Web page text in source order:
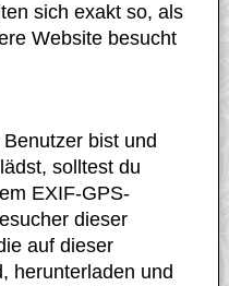
sich exakt so, als
Website besucht
bist und
solltest du
EXIF-GPS-
dieser
auf dieser
herunterladen und